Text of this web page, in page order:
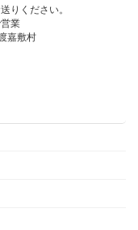
りください。
業
嘉敷村